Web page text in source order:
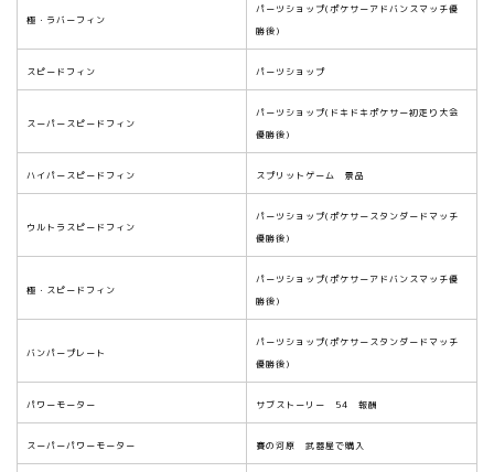
極・ラバーフィン
パーツショップ(ポケサーアドバンスマッチ優
勝後)
スピードフィン パーツショップ
スーパースピードフィン
パーツショップ(ドキドキポケサー初走り大会
優勝後)
ハイパースピードフィン スプリットゲーム 景品
ウルトラスピードフィン
パーツショップ(ポケサースタンダードマッチ
優勝後)
極・スピードフィン
パーツショップ(ポケサーアドバンスマッチ優
勝後)
バンパープレート
パーツショップ(ポケサースタンダードマッチ
優勝後)
パワーモーター サブストーリー 54 報酬
スーパーパワーモーター 賽の河原 武器屋で購入